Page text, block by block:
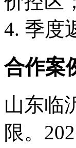
4. 季度
合作案
山东临
限。